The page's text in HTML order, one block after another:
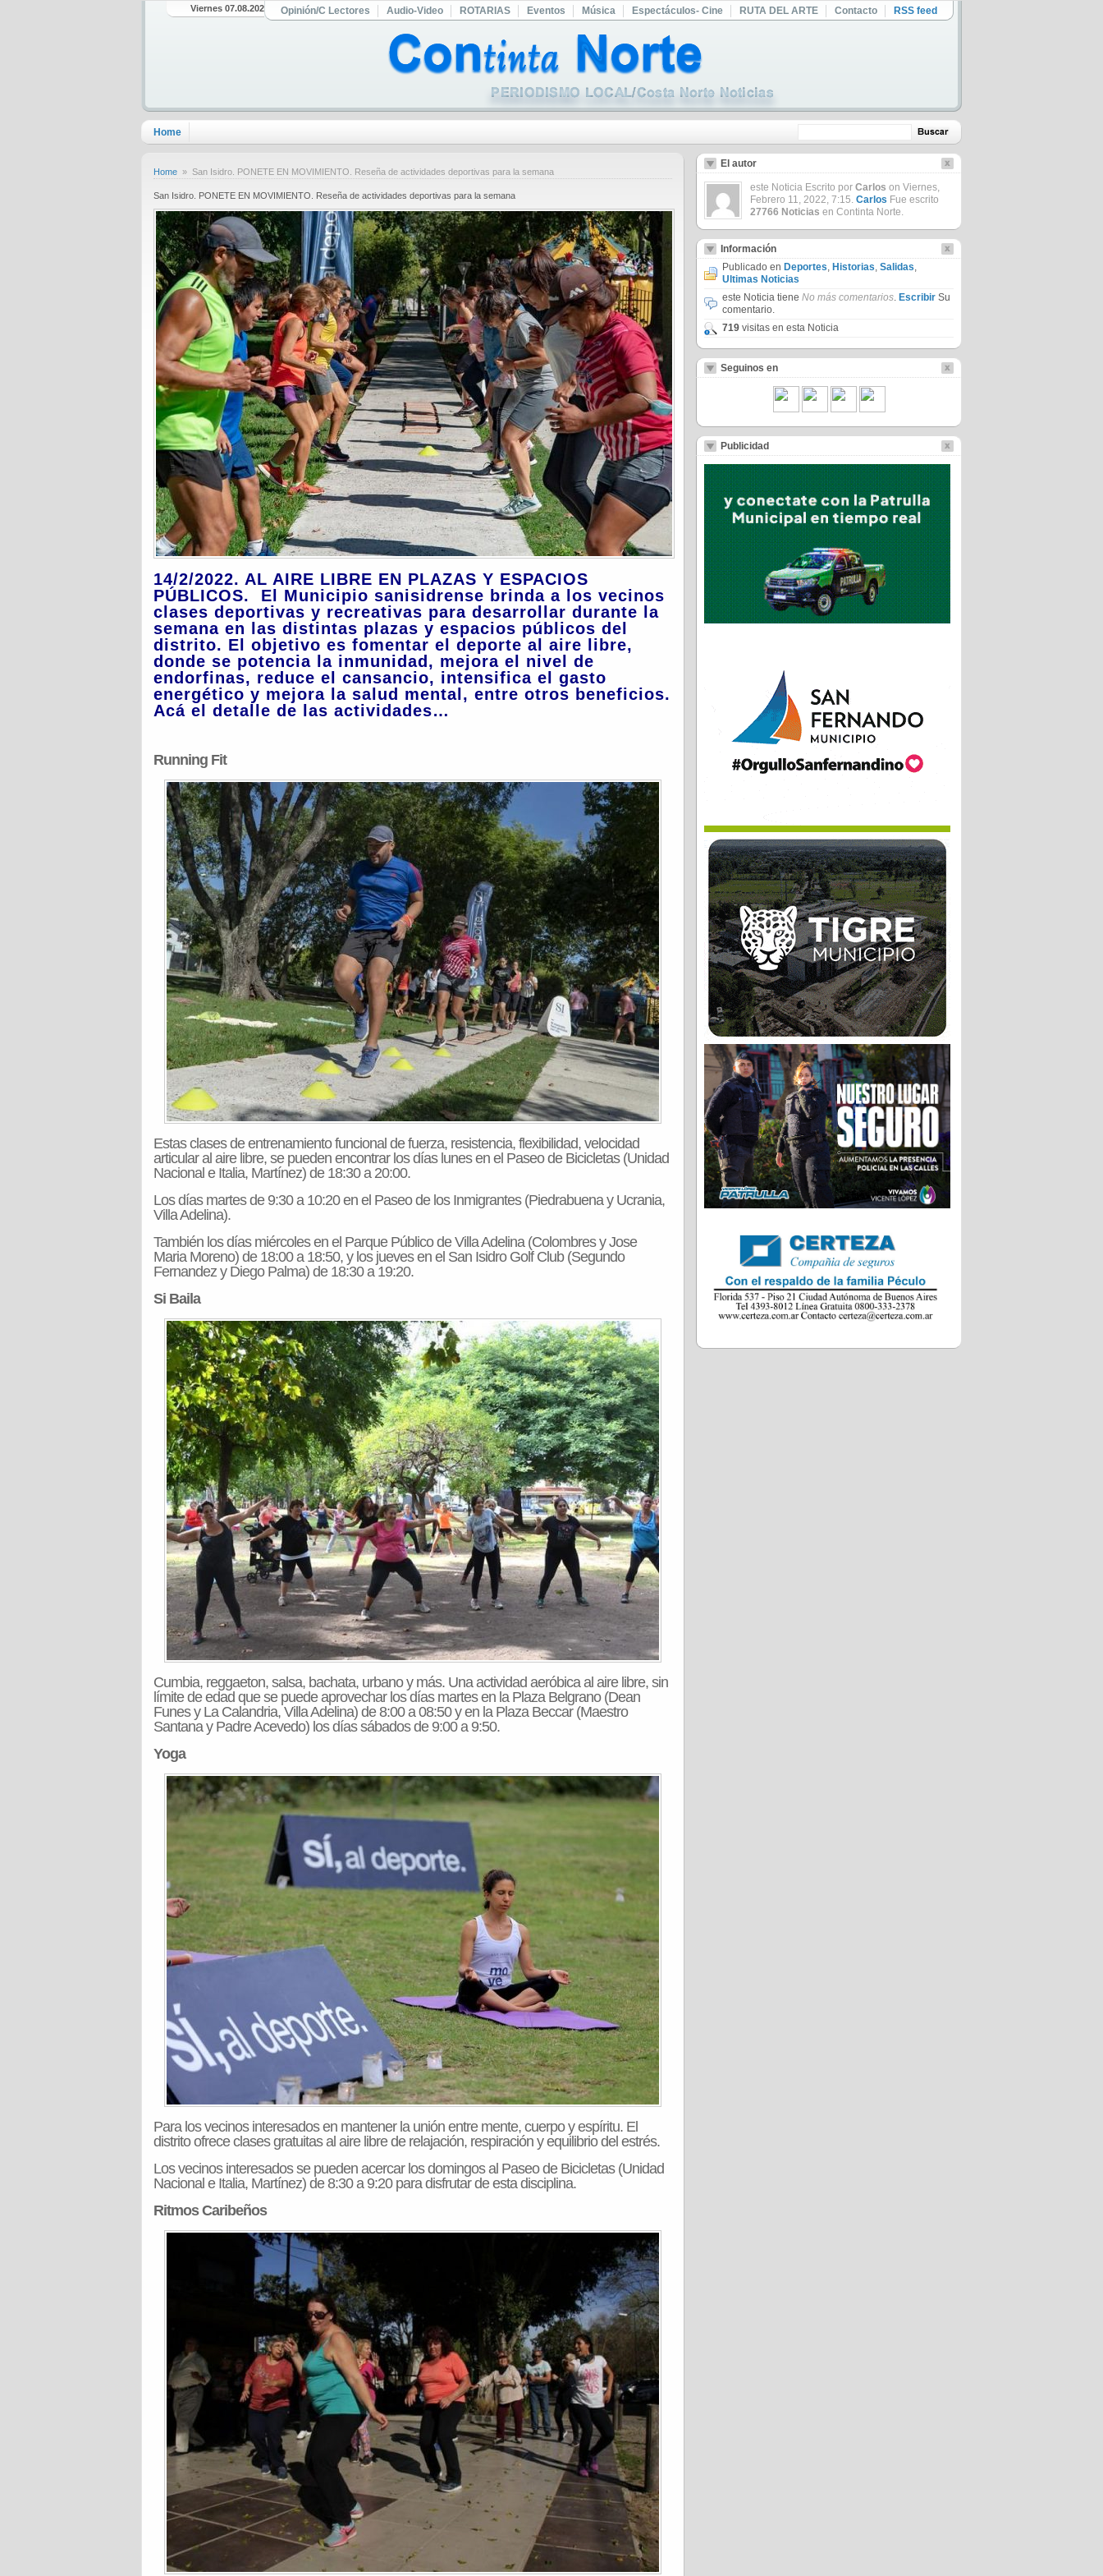
Viernes 07.08.2026 Opinión/C Lectores Audio-Video ROTARIAS Eventos Música Espectáculos- Cine RUTA DEL ARTE Contacto RSS feed
Home
Home » San Isidro. PONETE EN MOVIMIENTO. Reseña de actividades deportivas para la semana
San Isidro. PONETE EN MOVIMIENTO. Reseña de actividades deportivas para la semana
14/2/2022. AL AIRE LIBRE EN PLAZAS Y ESPACIOS
PÚBLICOS. El Municipio sanisidrense brinda a los vecinos
clases deportivas y recreativas para desarrollar durante la
semana en las distintas plazas y espacios públicos del
distrito. El objetivo es fomentar el deporte al aire libre,
donde se potencia la inmunidad, mejora el nivel de
endorfinas, reduce el cansancio, intensifica el gasto
energético y mejora la salud mental, entre otros beneficios.
Acá el detalle de las actividades…
Running Fit
Estas clases de entrenamiento funcional de fuerza, resistencia, flexibilidad, velocidad
articular al aire libre, se pueden encontrar los días lunes en el Paseo de Bicicletas (Unidad
Nacional e Italia, Martínez) de 18:30 a 20:00.
Los días martes de 9:30 a 10:20 en el Paseo de los Inmigrantes (Piedrabuena y Ucrania,
Villa Adelina).
También los días miércoles en el Parque Público de Villa Adelina (Colombres y Jose
Maria Moreno) de 18:00 a 18:50, y los jueves en el San Isidro Golf Club (Segundo
Fernandez y Diego Palma) de 18:30 a 19:20.
Si Baila
Cumbia, reggaeton, salsa, bachata, urbano y más. Una actividad aeróbica al aire libre, sin
límite de edad que se puede aprovechar los días martes en la Plaza Belgrano (Dean
Funes y La Calandria, Villa Adelina) de 8:00 a 08:50 y en la Plaza Beccar (Maestro
Santana y Padre Acevedo) los días sábados de 9:00 a 9:50.
Yoga
Para los vecinos interesados en mantener la unión entre mente, cuerpo y espíritu. El
distrito ofrece clases gratuitas al aire libre de relajación, respiración y equilibrio del estrés.
Los vecinos interesados se pueden acercar los domingos al Paseo de Bicicletas (Unidad
Nacional e Italia, Martínez) de 8:30 a 9:20 para disfrutar de esta disciplina.
Ritmos Caribeños
El autor
este Noticia Escrito por Carlos on Viernes,
Febrero 11, 2022, 7:15. Carlos Fue escrito
27766 Noticias en Continta Norte.
Información
Publicado en Deportes, Historias, Salidas,
Ultimas Noticias
este Noticia tiene No más comentarios. Escribir Su
comentario.
719 visitas en esta Noticia
Seguinos en
Publicidad